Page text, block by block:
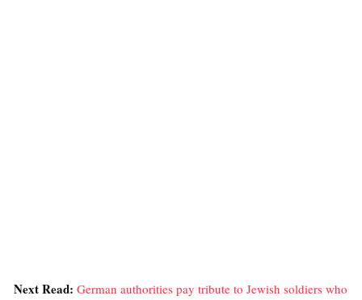
Next Read: German authorities pay tribute to Jewish soldiers who